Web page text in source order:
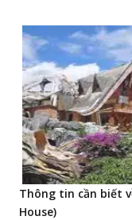
Thông tin cần biết
House)